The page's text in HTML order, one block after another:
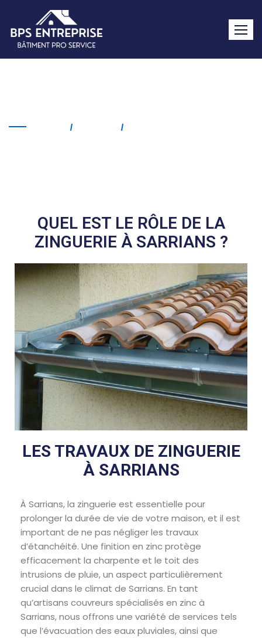
QUEL EST LE RÔLE DE LA
ZINGUERIE À SARRIANS ?
LES TRAVAUX DE ZINGUERIE
À SARRIANS
À Sarrians, la zinguerie est essentielle pour
prolonger la durée de vie de votre maison, et il est
important de ne pas négliger les travaux
d’étanchéité. Une finition en zinc protège
efficacement la charpente et le toit des
intrusions de pluie, un aspect particulièrement
crucial dans le climat de Sarrians. En tant
qu’artisans couvreurs spécialisés en zinc à
Sarrians, nous offrons une variété de services tels
que l’évacuation des eaux pluviales, ainsi que